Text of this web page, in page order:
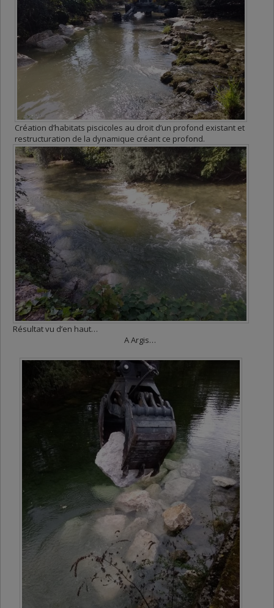
Création d’habitats piscicoles au droit d’un profond existant et
restructuration de la dynamique créant ce profond.
Résultat vu d’en haut…
A Argis…